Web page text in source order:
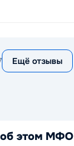
Ещё отзывы
об этом МФО